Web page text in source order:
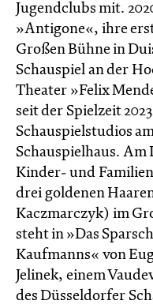
Jugendclubs mit.
»Antigone«, ihre
Großen Bühne in
Schauspiel an der
Theater »Felix
seit der Spielzeit
Schauspielstudios
Schauspielhaus. Am
Kinder- und
drei goldenen
Kaczmarczyk) im
steht in »Das
Kaufmanns« von
Jelinek, einem
des Düsseldorfer